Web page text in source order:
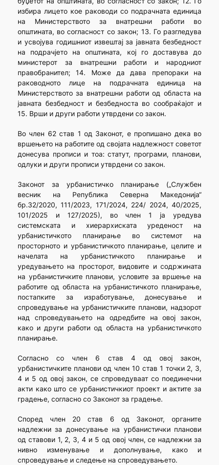
избира лицето кое раководи со подрачната единица
на Министерството за внатрешни работи во
општината, во согласност со закон; 13. Го разгледува
и усвојува годишниот извештај за јавната безбедност
на подрачјето на општината, кој го доставува до
министерот за внатрешни работи и народниот
правобранител; 14. Може да дава препораки на
раководното лице на подрачната единица на
Министерството за внатрешни работи од областа на
јавната безбедност и безбедноста во сообраќајот и
15. Врши и други работи утврдени со закон.
Во член 62 став 1 од Законот, е пропишано дека во
вршењето на работите од својата надлежност советот
донесува прописи и тоа: статут, програми, планови,
одлуки и други прописи утврдени со закон.
Законот за урбанистичко планирање („Службен
весник на Република Северна Македонија“
бр.32/2020, 111/2023, 171/2024, 224/ 2024, 40/2025,
101/2025 и 127/2025), во член 1 ја уредува
системската и хиерархиската уреденост на
урбанистичкото планирање во системот на
просторното и урбанистичкото планирање, целите и
начелата на урбанистичкото планирање и
уредувањето на просторот, видовите и содржината
на урбанистичките планови, условите за вршење на
работите од областа на урбанистичкото планирање,
постапките за изработување, донесување и
спроведување на урбанистичките планови, надзорот
над спроведувањето на одредбите на овој закон,
како и други работи од областа на урбанистичкото
планирање.
Согласно со член 6 став 4 од овој закон,
урбанистичките планови од член 10 став 1 точки 2, 3,
4 и 5 од овој закон, се спроведуваат со поединечни
акти како што се урбанистичкиот проект и актите за
градење, согласно со Законот за градење.
Според член 20 став 6 од Законот, органите
надлежни за донесување на урбанистички планови
од ставови 1, 2, 3, 4 и 5 од овој член, се надлежни за
нивно изменување и дополнување, како и
спроведување и следење на спроведувањето.